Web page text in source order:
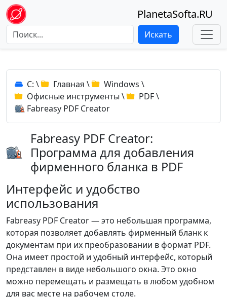
PlanetaSofta.RU
Искать
C: \ Главная \ Windows \
Офисные инструменты \ PDF\
Fabreasy PDF Creator
Fabreasy PDF Creator:
Программа для добавления
фирменного бланка в PDF
Интерфейс и удобство
использования
Fabreasy PDF Creator — это небольшая программа,
которая позволяет добавлять фирменный бланк к
документам при их преобразовании в формат PDF.
Она имеет простой и удобный интерфейс, который
представлен в виде небольшого окна. Это окно
можно перемещать и размещать в любом удобном
для вас месте на рабочем столе.